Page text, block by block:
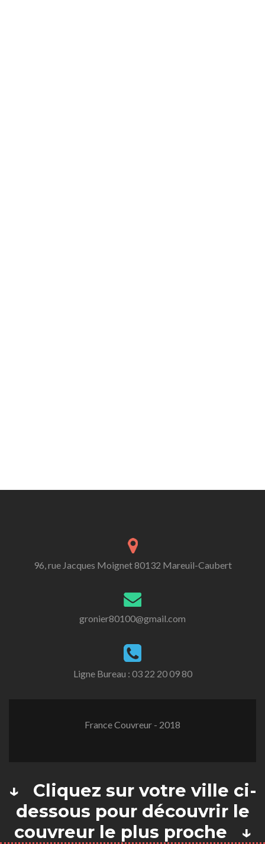
96, rue Jacques Moignet 80132 Mareuil-Caubert
gronier80100@gmail.com
Ligne Bureau : 03 22 20 09 80
France Couvreur - 2018
↓ Cliquez sur votre ville ci-
dessous pour découvrir le
couvreur le plus proche ↓